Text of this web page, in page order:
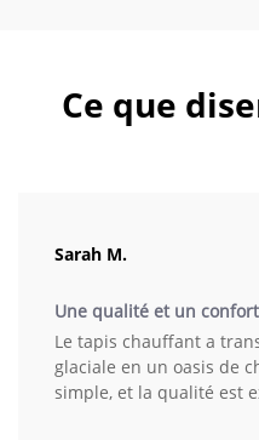
Ce que
Sarah M.
Une qualité et un
Le tapis chauffant a
glaciale en un oasis de
simple, et la qualité est